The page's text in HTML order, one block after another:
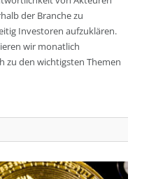
der Branche zu
Investoren aufzuklären.
wir monatlich
zu den wichtigsten Themen